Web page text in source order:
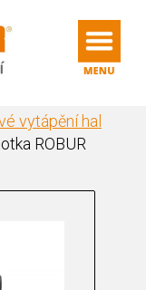
vytápění hal
ROBUR